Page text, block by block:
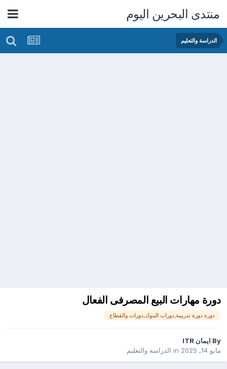
منتدى البحرين اليوم
الدراسة والتعليم
دورة مهارات البيع المصرفى الفعال
دورة دورة تدريبية,دورات البنوك,دورات والقطاع
By ايمان ITR
مايو 14, 2025
in الدراسة والتعليم